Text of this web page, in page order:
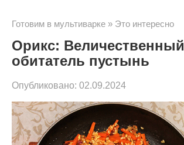
Готовим в мультиварке » Это интересно
Орикс: Величественный
обитатель пустынь
Опубликовано: 02.09.2024